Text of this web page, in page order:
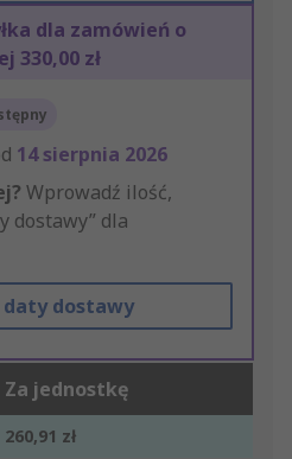
dla zamówień o
330,00 zł
14 sierpnia 2026
Wprowadź ilość,
dostawy” dla
daty dostawy
Za jednostkę
260,91 zł